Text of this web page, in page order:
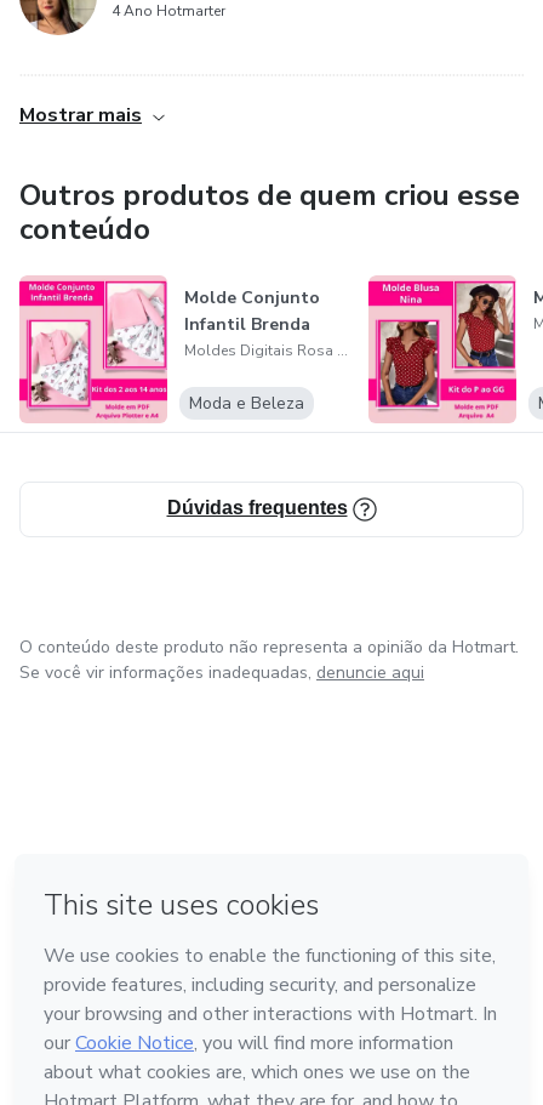
4 Ano Hotmarter
Mostrar mais
Outros produtos de quem criou esse
conteúdo
Molde Conjunto
Infantil Brenda
Moldes Digitais Rosa de Fraga
Moda e Beleza
Dúvidas frequentes
O conteúdo deste produto não representa a opinião da Hotmart.
Se você vir informações inadequadas, denuncie aqui
Feito com ❤ na Cidade do México
Conheça a Hotmart